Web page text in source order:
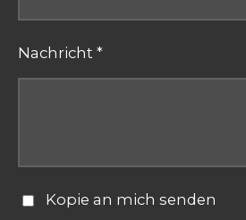
Nachricht *
Kopie an mich senden